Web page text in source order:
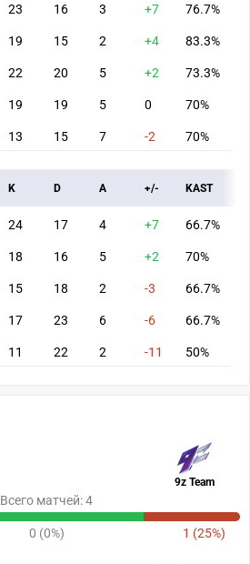
23 16 3 +7 76.7%
19 15 2 +4 83.3%
22 20 5 +2 73.3%
19 19 5 0 70%
13 15 7 -2 70%
K D A +/- KAST
24 17 4 +7 66.7%
18 16 5 +2 70%
15 18 2 -3 66.7%
17 23 6 -6 66.7%
11 22 2 -11 50%
9z Team
Всего матчей: 4
0 (0%) 1 (25%)